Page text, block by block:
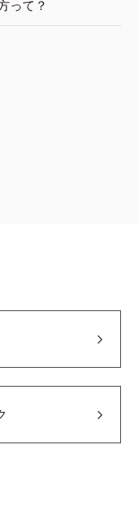
って？